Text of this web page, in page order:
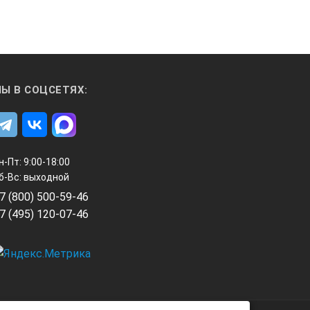
В СОЦСЕТЯХ:
Пт: 9:00-18:00
Вс: выходной
(800) 500-59-46
(495) 120-07-46